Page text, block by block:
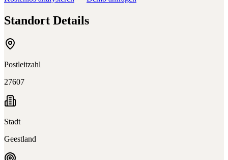
Standort Details
Postleitzahl
27607
Stadt
Geestland